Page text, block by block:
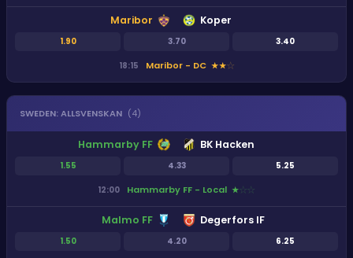
Maribor
1.90 3.70 3.40
Koper
18:15 Maribor - DC ★★★
SWEDEN:ALLSVENSKAN (4)
Hammarby FF
1.55 4.33 5.25
BK Hacken
12:00 Hammarby FF - Local ★★★
Malmo FF
1.50 4.20 6.25
Degerfors IF